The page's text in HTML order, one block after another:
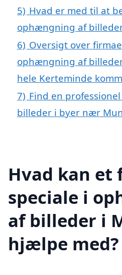
5) Hvad er med til at
ophængning af
6) Oversigt over
ophængning af
hele Kerteminde
7) Find en
billeder i byer nær
Hvad kan et
speciale i
af billeder i
hjælpe med?